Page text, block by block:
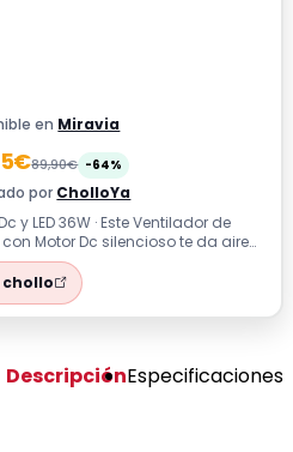
en Miravia
89,90€ -64%
por CholloYa
y LED 36W · Este Ventilador de
Motor Dc silencioso te da aire
sin ruidos molestos ideal par...
chollo
DescripciónEspecificaciones